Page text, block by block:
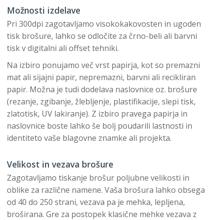
Možnosti izdelave
Pri 300dpi zagotavljamo visokokakovosten in ugoden
tisk brošure, lahko se odločite za črno-beli ali barvni
tisk v digitalni ali offset tehniki.
Na izbiro ponujamo več vrst papirja, kot so premazni
mat ali sijajni papir, nepremazni, barvni ali recikliran
papir. Možna je tudi dodelava naslovnice oz. brošure
(rezanje, zgibanje, žlebljenje, plastifikacije, slepi tisk,
zlatotisk, UV lakiranje). Z izbiro pravega papirja in
naslovnice boste lahko še bolj poudarili lastnosti in
identiteto vaše blagovne znamke ali projekta.
Velikost in vezava brošure
Zagotavljamo tiskanje brošur poljubne velikosti in
oblike za različne namene. Vaša brošura lahko obsega
od 40 do 250 strani, vezava pa je mehka, lepljena,
broširana. Gre za postopek klasične mehke vezava z